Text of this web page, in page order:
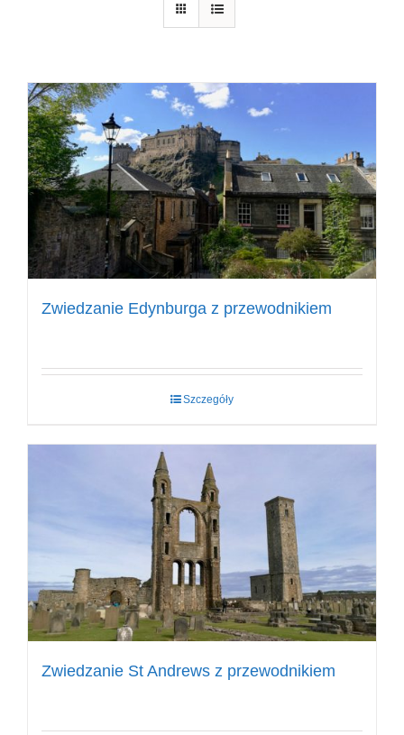
Zwiedzanie Edynburga z przewodnikiem
Szczegóły
Zwiedzanie St Andrews z przewodnikiem